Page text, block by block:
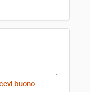
buono